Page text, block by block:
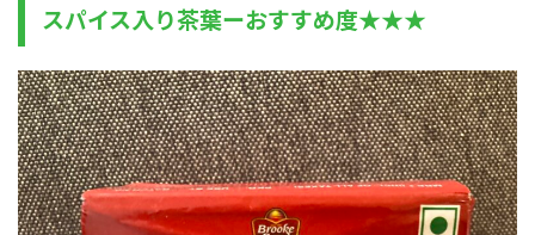
スパイス入り茶葉ーおすすめ度★★★